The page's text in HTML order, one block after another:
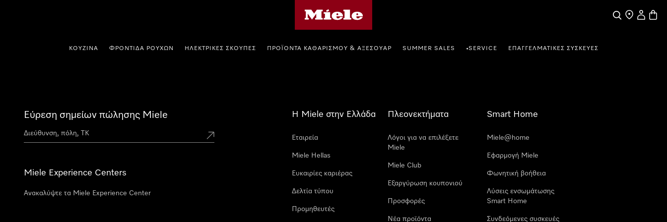
Αναζήτηση
Εύρεση
Ο
ΚΟΥΖΊΝΑ ΦΡΟΝΤΊΔΑ ΡΟΎΧΩΝ ΗΛΕΚΤΡΙΚΈΣ ΣΚΟΎΠΕΣ ΠΡΟΪΌΝΤΑ ΚΑΘΑΡΙΣΜΟΎ & ΑΞΕΣΟΥΆΡ SUMMER SALES •SERVICE ΕΠΑΓΓΕΛΜΑΤΙΚΈΣ ΣΥΣΚΕΥΈΣ
Εύρεση σημείων πώλησης Miele
Miele Experience Centers
Ανακαλύψτε τα Miele Experience Center
Η Miele στην Ελλάδα
Εταιρεία
Miele Hellas
Ευκαιρίες καριέρας
Δελτία τύπου
Προμηθευτές
Πλεονεκτήματα
Λόγοι για να επιλέξετε
Miele
Miele Club
Εξαργύρωση κουπονιού
Προσφορές
Νέα προϊόντα
Smart Home
Miele@home
Εφαρμογή Miele
Φωνητική βοήθεια
Λύσεις ενσωμάτωσης
Smart Home
Συνδεόμενες συσκευές